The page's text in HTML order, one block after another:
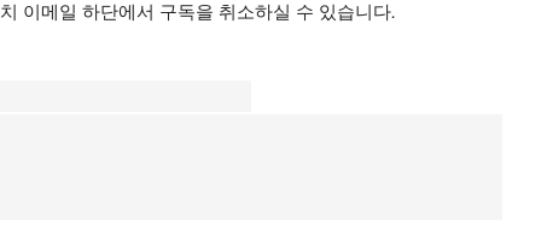
치 이메일 하단에서 구독을 취소하실 수 있습니다.